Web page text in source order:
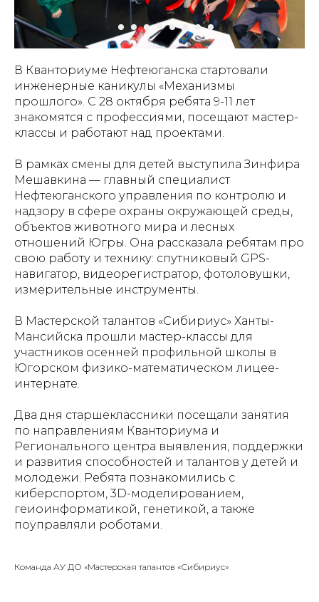
В Кванториуме Нефтеюганска стартовали
инженерные каникулы «Механизмы
прошлого». С 28 октября ребята 9-11 лет
знакомятся с профессиями, посещают мастер-
классы и работают над проектами.
В рамках смены для детей выступила Зинфира
Мешавкина — главный специалист
Нефтеюганского управления по контролю и
надзору в сфере охраны окружающей среды,
объектов животного мира и лесных
отношений Югры. Она рассказала ребятам про
свою работу и технику: спутниковый GPS-
навигатор, видеорегистратор, фотоловушки,
измерительные инструменты.
В Мастерской талантов «Сибириус» Ханты-
Мансийска прошли мастер-классы для
участников осенней профильной школы в
Югорском физико-математическом лицее-
интернате.
Два дня старшеклассники посещали занятия
по направлениям Кванториума и
Регионального центра выявления, поддержки
и развития способностей и талантов у детей и
молодежи. Ребята познакомились с
киберспортом, 3D-моделированием,
геиоинформатикой, генетикой, а также
поуправляли роботами.
Команда АУ ДО «Мастерская талантов «Сибириус»